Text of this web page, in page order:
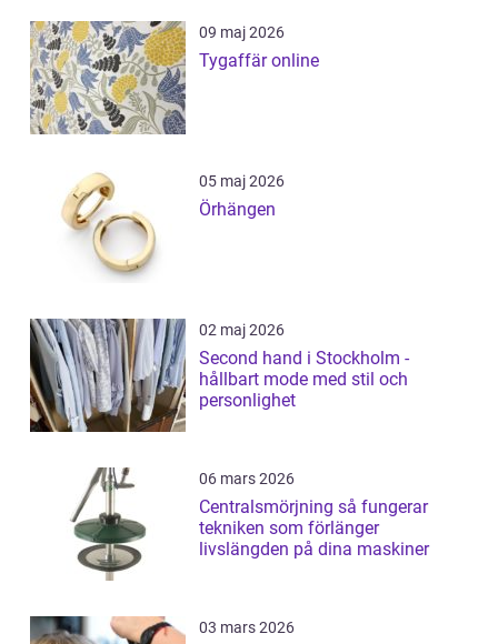
09 maj 2026
Tygaffär online
05 maj 2026
Örhängen
02 maj 2026
Second hand i Stockholm -
hållbart mode med stil och
personlighet
06 mars 2026
Centralsmörjning så fungerar
tekniken som förlänger
livslängden på dina maskiner
03 mars 2026